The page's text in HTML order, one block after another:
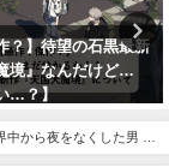
？】待望の石黒最新
境』なんだけど…
…？】
中から夜をなくした男 ト